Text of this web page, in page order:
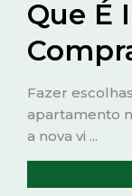
Que É
Fazer
apartamento
a nova vi ...